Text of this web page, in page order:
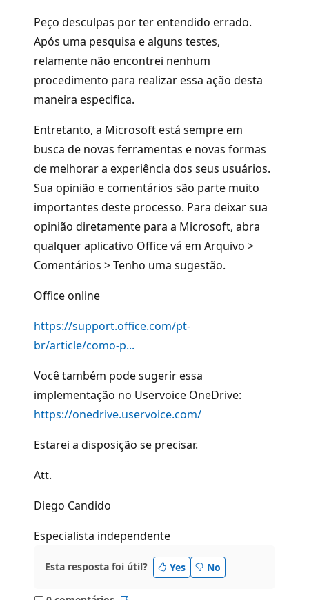
Peço desculpas por ter entendido errado.
Após uma pesquisa e alguns testes,
relamente não encontrei nenhum
procedimento para realizar essa ação desta
maneira especifica.
Entretanto, a Microsoft está sempre em
busca de novas ferramentas e novas formas
de melhorar a experiência dos seus usuários.
Sua opinião e comentários são parte muito
importantes deste processo. Para deixar sua
opinião diretamente para a Microsoft, abra
qualquer aplicativo Office vá em Arquivo >
Comentários > Tenho uma sugestão.
Office online
https://support.office.com/pt-
br/article/como-p...
Você também pode sugerir essa
implementação no Uservoice OneDrive:
https://onedrive.uservoice.com/
Estarei a disposição se precisar.
Att.
Diego Candido
Especialista independente
Esta resposta foi útil? Yes No